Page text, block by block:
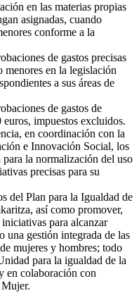
en las materias propias
asignadas, cuando
conforme a la
de gastos precisas
en la legislación
a sus áreas de
de gastos de
impuestos excluidos.
en coordinación con la
e Innovación Social, los
la normalización del uso
precisas para su
del Plan para la Igualdad de
así como promover,
para alcanzar
una gestión integrada de las
mujeres y hombres; todo
para la igualdad de la
en colaboración con